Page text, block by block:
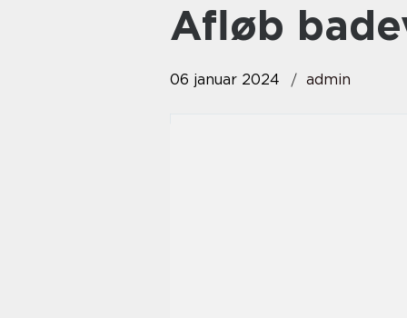
afløb
06 januar 2024 admin